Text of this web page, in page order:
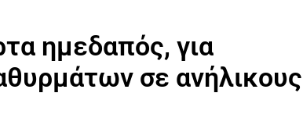
ημεδαπός, για
σε ανήλικους